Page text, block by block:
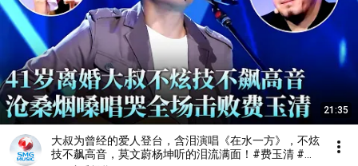
21:35
大叔为曾经的爱人登台，含泪演唱《在水一方》，不炫
技不飙高音，莫文蔚杨坤听的泪流满面！#费玉清 #任